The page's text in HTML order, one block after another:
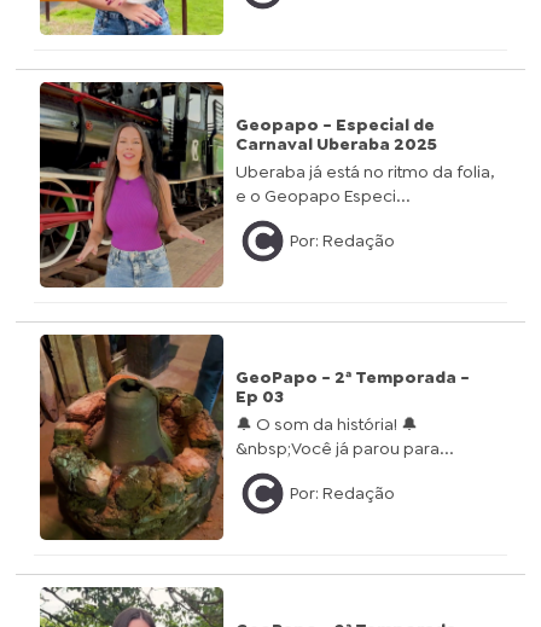
Geopapo - Especial de
Carnaval Uberaba 2025
Uberaba já está no ritmo da folia,
e o Geopapo Especi...
Por: Redação
GeoPapo - 2ª Temporada -
Ep 03
🔔 O som da história! 🔔
&nbsp;Você já parou para...
Por: Redação